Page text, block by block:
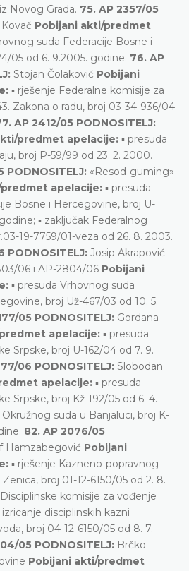
Novog Grada. 75. AP 2357/05
Pobijani akti/predmet
suda Federacije Bosne i
05 od 6. 9.2005. godine. 76. AP
Stojan Čolaković Pobijani
▪ rješenje Federalne komisije za
Zakona o radu, broj 03-34-936/04
AP 2412/05 PODNOSITELJ:
predmet apelacije: ▪ presuda
broj P-59/99 od 23. 2. 2000.
PODNOSITELJ: «Resod-guming»
apelacije: ▪ presuda
Bosne i Hercegovine, broj U-
▪ zaključak Federalnog
19-7759/01-veza od 26. 8. 2003.
PODNOSITELJ: Josip Akrapović
06 i AP-2804/06 Pobijani
▪ presuda Vrhovnog suda
broj Už-467/03 od 10. 5.
05 PODNOSITELJ: Gordana
apelacije: ▪ presuda
Srpske, broj U-162/04 od 7. 9.
06 PODNOSITELJ: Slobodan
apelacije: ▪ presuda
Srpske, broj Kž-192/05 od 6. 4.
suda u Banjaluci, broj K-
82. AP 2076/05
Hamzabegović Pobijani
▪ rješenje Kazneno-popravnog
broj 01-12-6150/05 od 2. 8.
komisije za vođenje
disciplinskih kazni
broj 04-12-6150/05 od 8. 7.
05 PODNOSITELJ: Brčko
Pobijani akti/predmet